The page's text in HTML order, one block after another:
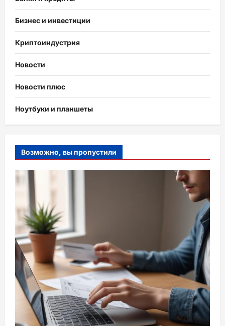
Бизнес и инвестиции
Криптоиндустрия
Новости
Новости плюс
Ноутбуки и планшеты
Возможно, вы пропустили